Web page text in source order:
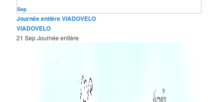
Sep
Journée entièreVIADOVELO
VIADOVELO
21 SepJournée entière